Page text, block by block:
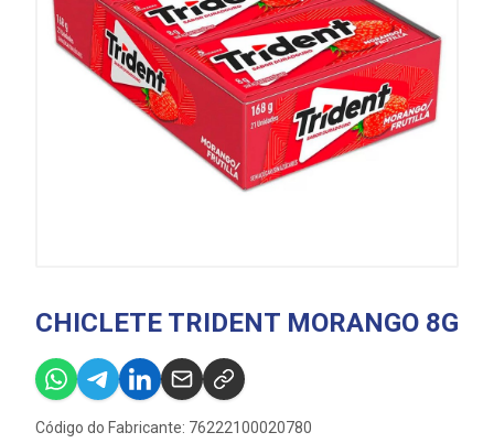
CHICLETE TRIDENT MORANGO 8G
Código do Fabricante: 76222100020780